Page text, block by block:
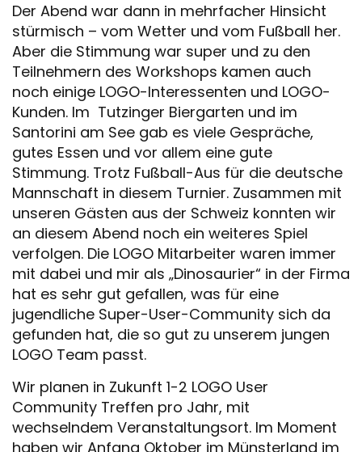
Der Abend war dann in mehrfacher Hinsicht
stürmisch – vom Wetter und vom Fußball her.
Aber die Stimmung war super und zu den
Teilnehmern des Workshops kamen auch
noch einige LOGO-Interessenten und LOGO-
Kunden. Im Tutzinger Biergarten und im
Santorini am See gab es viele Gespräche,
gutes Essen und vor allem eine gute
Stimmung. Trotz Fußball-Aus für die deutsche
Mannschaft in diesem Turnier. Zusammen mit
unseren Gästen aus der Schweiz konnten wir
an diesem Abend noch ein weiteres Spiel
verfolgen. Die LOGO Mitarbeiter waren immer
mit dabei und mir als „Dinosaurier“ in der Firma
hat es sehr gut gefallen, was für eine
jugendliche Super-User-Community sich da
gefunden hat, die so gut zu unserem jungen
LOGO Team passt.
Wir planen in Zukunft 1-2 LOGO User
Community Treffen pro Jahr, mit
wechselndem Veranstaltungsort. Im Moment
haben wir Anfang Oktober im Münsterland im